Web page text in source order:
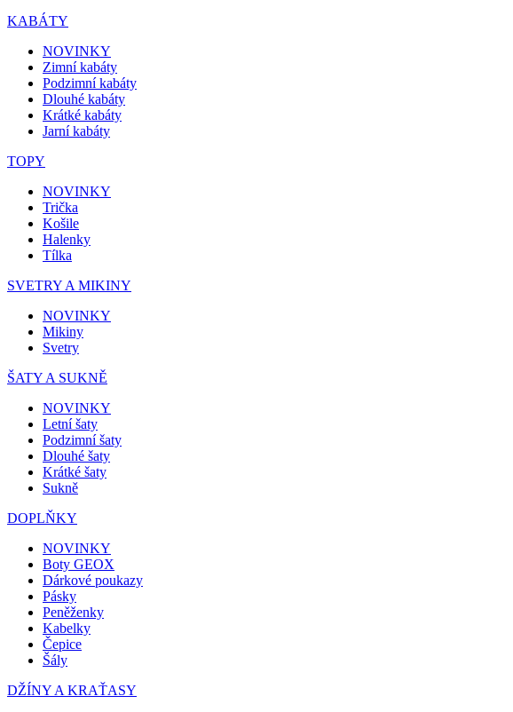
KABÁTY
NOVINKY
Zimní kabáty
Podzimní kabáty
Dlouhé kabáty
Krátké kabáty
Jarní kabáty
TOPY
NOVINKY
Trička
Košile
Halenky
Tílka
SVETRY A MIKINY
NOVINKY
Mikiny
Svetry
ŠATY A SUKNĚ
NOVINKY
Letní šaty
Podzimní šaty
Dlouhé šaty
Krátké šaty
Sukně
DOPLŇKY
NOVINKY
Boty GEOX
Dárkové poukazy
Pásky
Peněženky
Kabelky
Čepice
Šály
DŽÍNY A KRAŤASY